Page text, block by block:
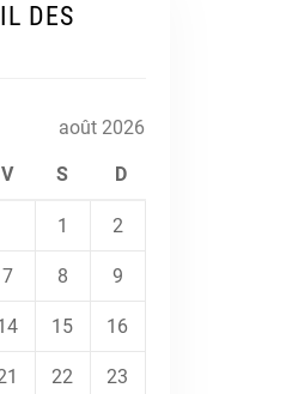
DES
août 2026
V S D
1 2
7 8 9
15 16
22 23